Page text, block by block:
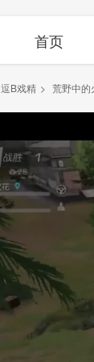
首页
逗B戏精 > 荒野中